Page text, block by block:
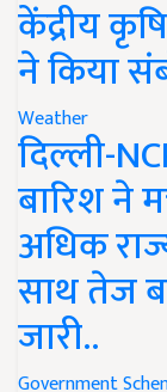
केंद्रीय
ने किया
Weather
दिल्ली-
बारिश ने
अधिक
साथ तेज
जारी..
Government